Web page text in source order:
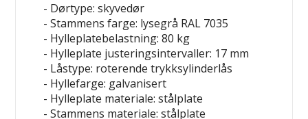
- Dørtype: skyvedør
- Stammens farge: lysegrå RAL 7035
- Hylleplatebelastning: 80 kg
- Hylleplate justeringsintervaller: 17 mm
- Låstype: roterende trykksylinderlås
- Hyllefarge: galvanisert
- Hylleplate materiale: stålplate
- Stammens materiale: stålplate